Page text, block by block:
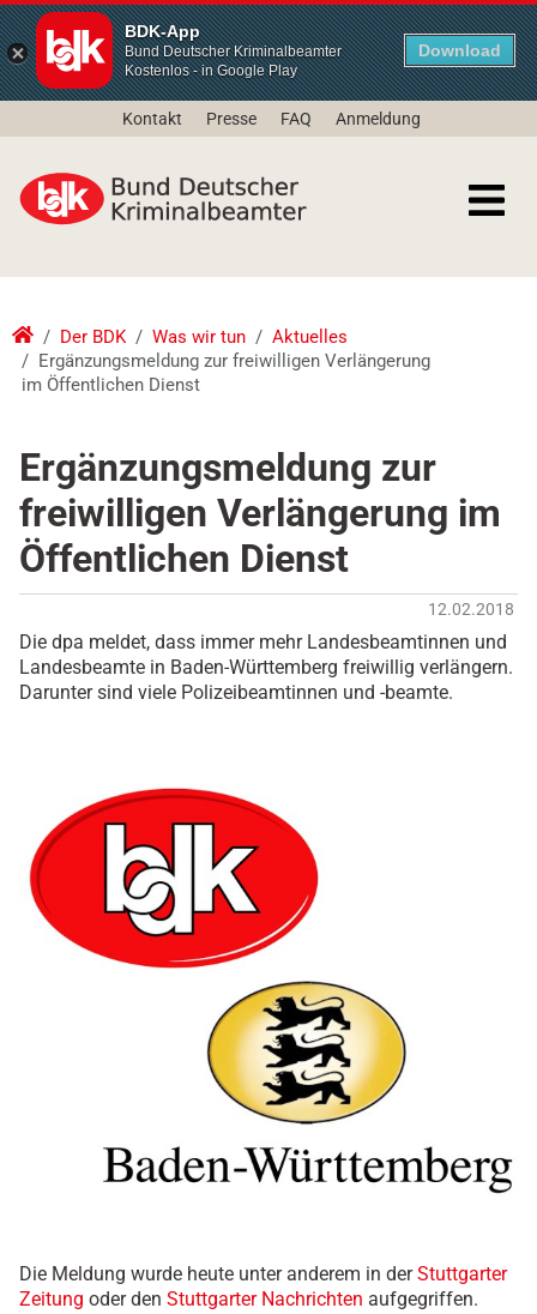
BDK-App
Bund Deutscher Kriminalbeamter
Kostenlos - in Google Play
Download
Kontakt Presse FAQ Anmeldung
Der BDK Was wir tun
Aktuelles
Ergänzungsmeldung zur freiwilligen Verlängerung
im Öffentlichen Dienst
Ergänzungsmeldung zur
freiwilligen Verlängerung im
Öffentlichen Dienst
12.02.2018
Die dpa meldet, dass immer mehr Landesbeamtinnen und
Landesbeamte in Baden-Württemberg freiwillig verlängern.
Darunter sind viele Polizeibeamtinnen und -beamte.
Die Meldung wurde heute unter anderem in derStuttgarter
Zeitung oder den Stuttgarter Nachrichten aufgegriffen.